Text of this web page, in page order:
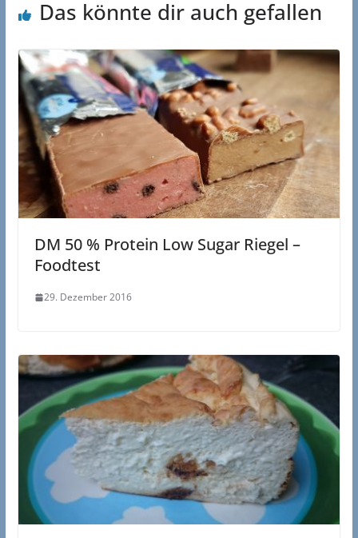
Das könnte dir auch gefallen
DM 50 % Protein Low Sugar Riegel –
Foodtest
29. Dezember 2016